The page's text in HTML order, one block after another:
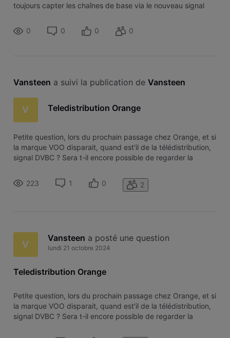
toujours capter les chaînes de base via le nouveau signal
pense que cela fait part
0 0 0 0
Vansteen a suivi la publication de Vansteen
V Teledistribution Orange
Petite question, lors du prochain passage chez Orange, et si
la marque VOO disparait, quand est'il de la télédistribution,
signal DVBC ? Sera t-il encore possible de regarder la
via le signal DVBC ? Merci.
223 1 0 2
V
Vansteen a posté une question
lundi 21 octobre 2024
Teledistribution Orange
Petite question, lors du prochain passage chez Orange, et si
la marque VOO disparait, quand est'il de la télédistribution,
signal DVBC ? Sera t-il encore possible de regarder la